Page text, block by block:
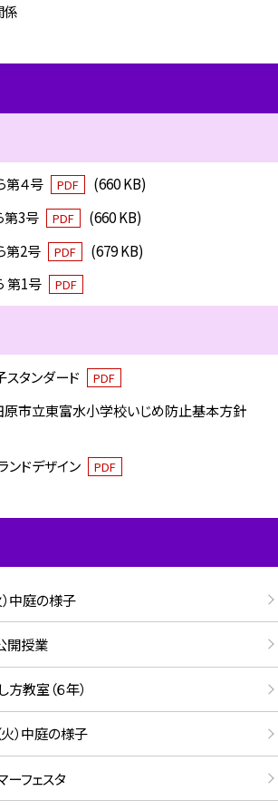
係
第４号 PDF
(660 KB)
第3号
PDF
(660 KB)
第2号
PDF
(679 KB)
第1号
PDF
スタンダード PDF
市立東富水小学校いじめ防止基本方針
ンドデザイン PDF
中庭の様子
開授業
教室（６年）
）中庭の様子
フェスタ